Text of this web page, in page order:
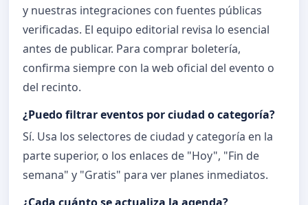
y nuestras integraciones con fuentes públicas
verificadas. El equipo editorial revisa lo esencial
antes de publicar. Para comprar boletería,
confirma siempre con la web oficial del evento o
del recinto.
¿Puedo filtrar eventos por ciudad o categoría?
Sí. Usa los selectores de ciudad y categoría en la
parte superior, o los enlaces de "Hoy", "Fin de
semana" y "Gratis" para ver planes inmediatos.